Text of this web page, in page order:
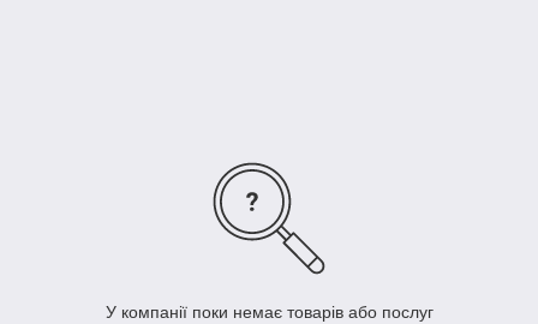
У компанії поки немає товарів або послуг